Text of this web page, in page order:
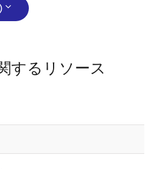
するリソース